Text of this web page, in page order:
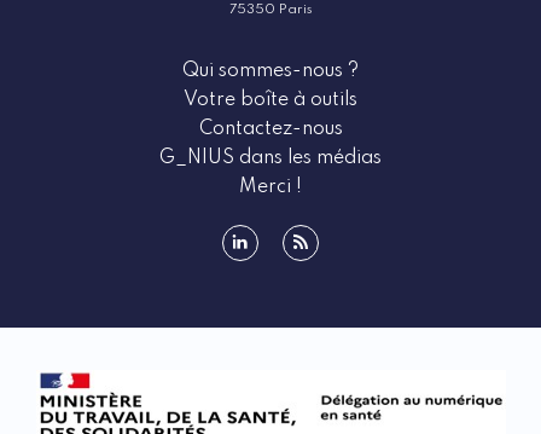
75350 Paris
Qui sommes-nous ?
Votre boîte à outils
Contactez-nous
G_NIUS dans les médias
Merci !